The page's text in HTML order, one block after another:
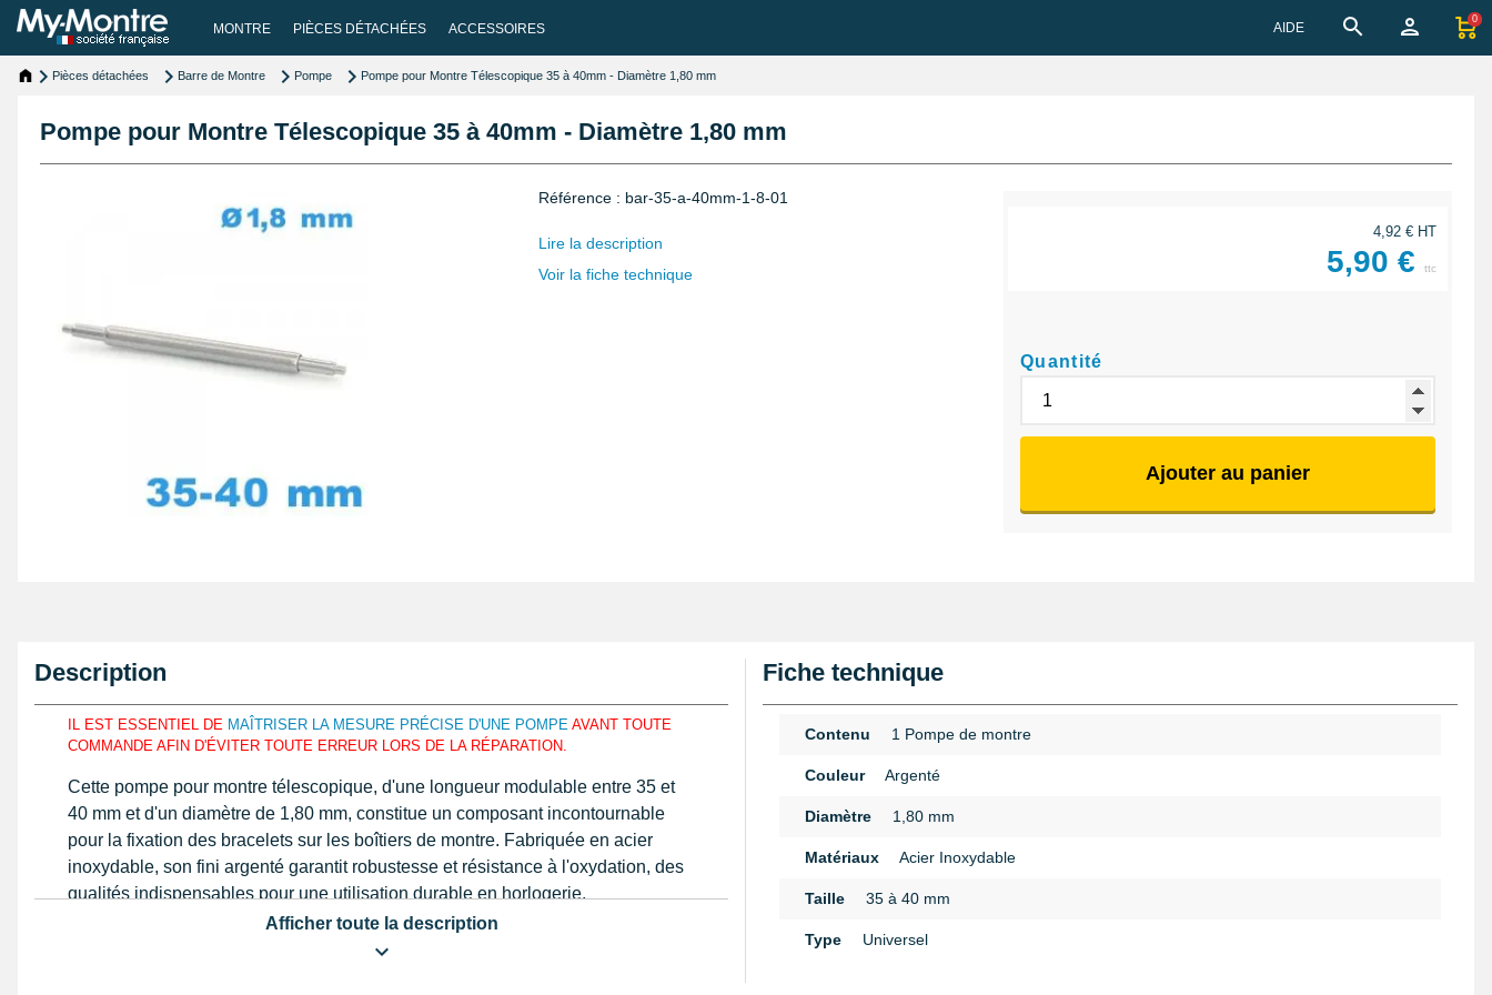
MONTRE PIÈCES DÉTACHÉES ACCESSOIRES AIDE
0
Pièces détachées Barre de Montre Pompe Pompe pour Montre Télescopique 35 à 40mm - Diamètre 1,80 mm
Pompe pour Montre Télescopique 35 à 40mm - Diamètre 1,80 mm
Référence : bar-35-a-40mm-1-8-01
Lire la description
Voir la fiche technique
4,92 € HT
5,90 € ttc
Quantité
Ajouter au panier
Description
IL EST ESSENTIEL DE MAÎTRISER LA MESURE PRÉCISE D'UNE POMPE AVANT TOUTE
COMMANDE AFIN D'ÉVITER TOUTE ERREUR LORS DE LA RÉPARATION.
Cette pompe pour montre télescopique, d'une longueur modulable entre 35 et
40 mm et d'un diamètre de 1,80 mm, constitue un composant incontournable
pour la fixation des bracelets sur les boîtiers de montre. Fabriquée en acier
inoxydable, son fini argenté garantit robustesse et résistance à l'oxydation, des
qualités indispensables pour une utilisation durable en horlogerie.
Sa conception rigoureuse intègre un tube droit doté d'un ressort interne
Afficher toute la description
Fiche technique
Contenu 1 Pompe de montre
Couleur Argenté
Diamètre 1,80 mm
Matériaux Acier Inoxydable
Taille 35 à 40 mm
Type Universel